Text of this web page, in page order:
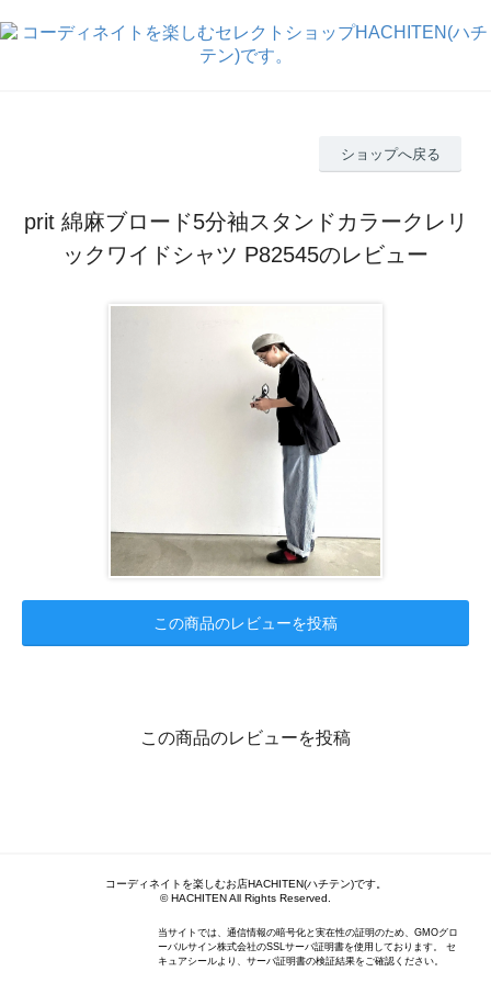
ショップへ戻る
prit 綿麻ブロード5分袖スタンドカラークレリ
ックワイドシャツ P82545のレビュー
この商品のレビューを投稿
この商品のレビューを投稿
コーディネイトを楽しむお店HACHITEN(ハチテン)です。
© HACHITEN All Rights Reserved.
当サイトでは、通信情報の暗号化と実在性の証明のため、GMOグロ
ーバルサイン株式会社のSSLサーバ証明書を使用しております。 セ
キュアシールより、サーバ証明書の検証結果をご確認ください。